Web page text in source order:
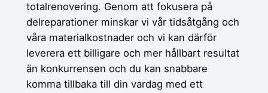
totalrenovering. Genom att fokusera på
delreparationer minskar vi vår tidsåtgång och
våra materialkostnader och vi kan därför
leverera ett billigare och mer hållbart resultat
än konkurrensen och du kan snabbare
komma tillbaka till din vardag med ett